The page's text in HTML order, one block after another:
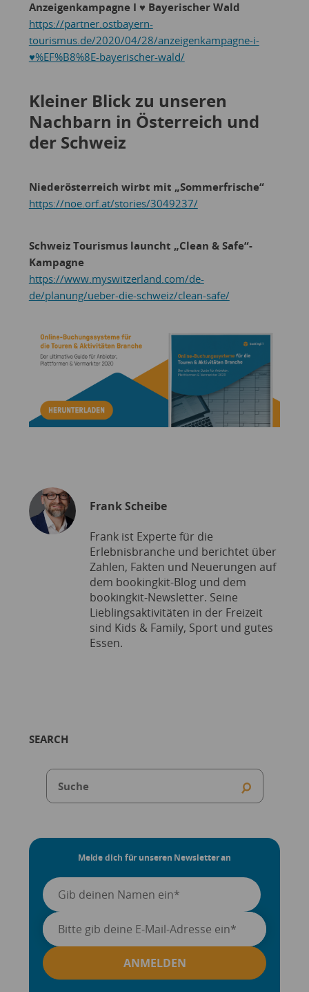
Anzeigenkampagne I ♥︎ Bayerischer Wald
https://partner.ostbayern-
tourismus.de/2020/04/28/anzeigenkampagne-i-
♥%EF%B8%8E-bayerischer-wald/
Kleiner Blick zu unseren
Nachbarn in Österreich und
der Schweiz
Niederösterreich wirbt mit „Sommerfrische“
https://noe.orf.at/stories/3049237/
Schweiz Tourismus launcht „Clean & Safe“-
Kampagne
https://www.myswitzerland.com/de-
de/planung/ueber-die-schweiz/clean-safe/
SEARCH
Melde dich für unseren Newsletter an
Frank Scheibe
Frank ist Experte für die
Erlebnisbranche und berichtet über
Zahlen, Fakten und Neuerungen auf
dem bookingkit-Blog und dem
bookingkit-Newsletter. Seine
Lieblingsaktivitäten in der Freizeit
sind Kids & Family, Sport und gutes
Essen.